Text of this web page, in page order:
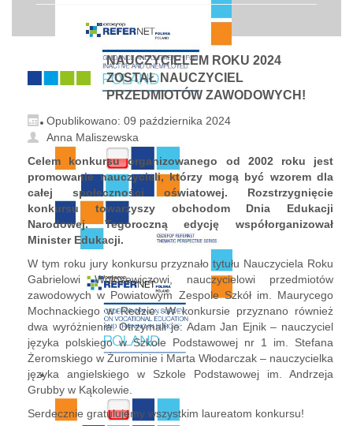
NAUCZYCIELEM ROKU 2024
ZOSTAŁ NAUCZYCIEL
PRZEDMIOTÓW ZAWODOWYCH!
Opublikowano: 09 października 2024
Anna Maliszewska
Celem konkursu organizowanego od 2002 roku jest
promowanie nauczycieli, którzy mogą być wzorem dla
całej społeczności oświatowej. Rozstrzygnięcie
konkursu towarzyszy obchodom Dnia Edukacji
Narodowej. Tegoroczną edycję współorganizował
Minister Edukacji.
W tym roku jury konkursu przyznało tytułu Nauczyciela Roku
Gabrielowi Wołosewiczowi, nauczycielowi przedmiotów
zawodowych w Powiatowym Zespole Szkół im. Maurycego
Mochnackiego w Redzie. W konkursie przyznano również
dwa wyróżnienia. Otrzymali je: Adam Jan Ejnik – nauczyciel
języka polskiego w Szkole Podstawowej nr 1 im. Stefana
Żeromskiego w Żurominie i Marta Włodarczak – nauczycielka
języka angielskiego w Szkole Podstawowej im. Andrzeja
Grubby w Kąkolewie.
Serdecznie gratulujemy wszystkim laureatom konkursu!